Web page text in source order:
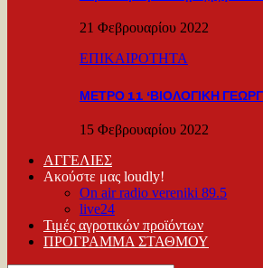
21 Φεβρουαρίου 2022
ΕΠΙΚΑΙΡΟΤΗΤΑ
ΜΕΤΡΟ 11 ‘ΒΙΟΛΟΓΙΚΗ
15 Φεβρουαρίου 2022
ΑΓΓΕΛΙΕΣ
Ακούστε μας loudly!
On air radio vereniki 89.5
live24
Τιμές αγροτικών προϊόντων
ΠΡΟΓΡΑΜΜΑ ΣΤΑΘΜΟΥ